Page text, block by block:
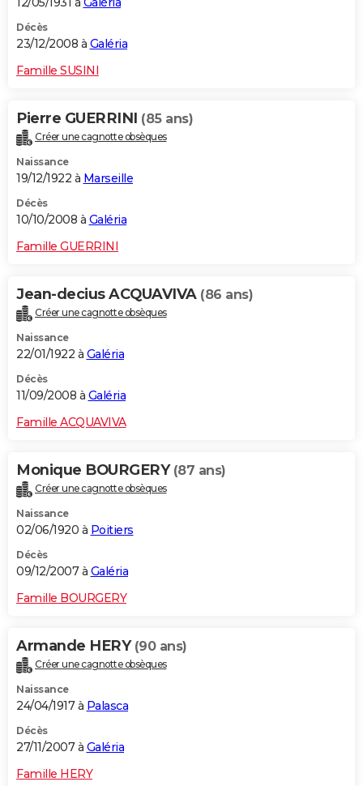
Décès
23/12/2008 à Galéria
Famille SUSINI
Pierre GUERRINI (85 ans)
Créer une cagnotte obsèques
Naissance
19/12/1922 à Marseille
Décès
10/10/2008 à Galéria
Famille GUERRINI
Jean-decius ACQUAVIVA (86 ans)
Créer une cagnotte obsèques
Naissance
22/01/1922 à Galéria
Décès
11/09/2008 à Galéria
Famille ACQUAVIVA
Monique BOURGERY (87 ans)
Créer une cagnotte obsèques
Naissance
02/06/1920 à Poitiers
Décès
09/12/2007 à Galéria
Famille BOURGERY
Armande HERY (90 ans)
Créer une cagnotte obsèques
Naissance
24/04/1917 à Palasca
Décès
27/11/2007 à Galéria
Famille HERY